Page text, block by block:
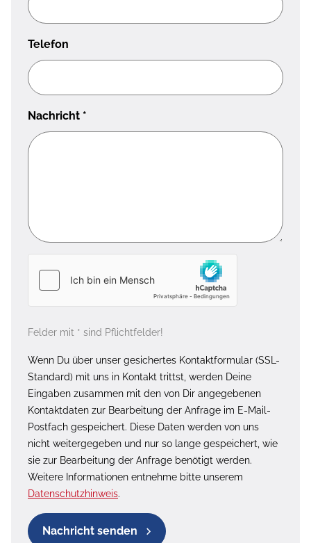
Telefon
Nachricht *
Felder mit * sind Pflichtfelder!
Wenn Du über unser gesichertes Kontaktformular (SSL-
Standard) mit uns in Kontakt trittst, werden Deine
Eingaben zusammen mit den von Dir angegebenen
Kontaktdaten zur Bearbeitung der Anfrage im E-Mail-
Postfach gespeichert. Diese Daten werden von uns
nicht weitergegeben und nur so lange gespeichert, wie
sie zur Bearbeitung der Anfrage benötigt werden.
Weitere Informationen entnehme bitte unserem
Datenschutzhinweis.
Nachricht senden